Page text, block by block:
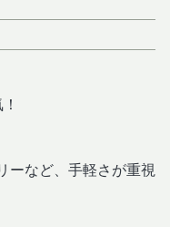
ーなど、手軽さが重視